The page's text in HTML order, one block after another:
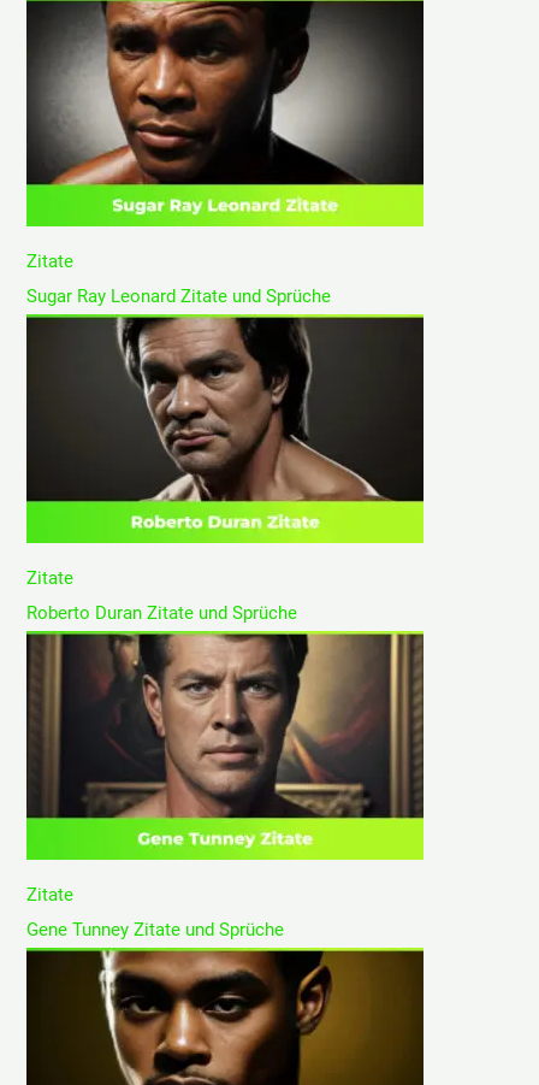
Zitate
Sugar Ray Leonard Zitate und Sprüche
Zitate
Roberto Duran Zitate und Sprüche
Zitate
Gene Tunney Zitate und Sprüche